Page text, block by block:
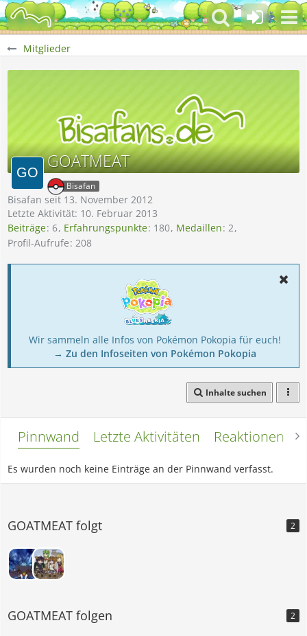
Mitglieder
GOATMEAT
Bisafan
Bisafan seit 13. November 2012
Letzte Aktivität: 10. Februar 2013
Beiträge 6 Erfahrungspunkte 180 Medaillen 2
Profil-Aufrufe 208
Wir sammeln alle Infos von Pokémon Pokopia für euch!
→ Zu den Infoseiten von Pokémon Pokopia
Inhalte suchen
Pinnwand Letzte Aktivitäten Reaktionen
Es wurden noch keine Einträge an der Pinnwand verfasst.
GOATMEAT folgt 2
GOATMEAT folgen 2